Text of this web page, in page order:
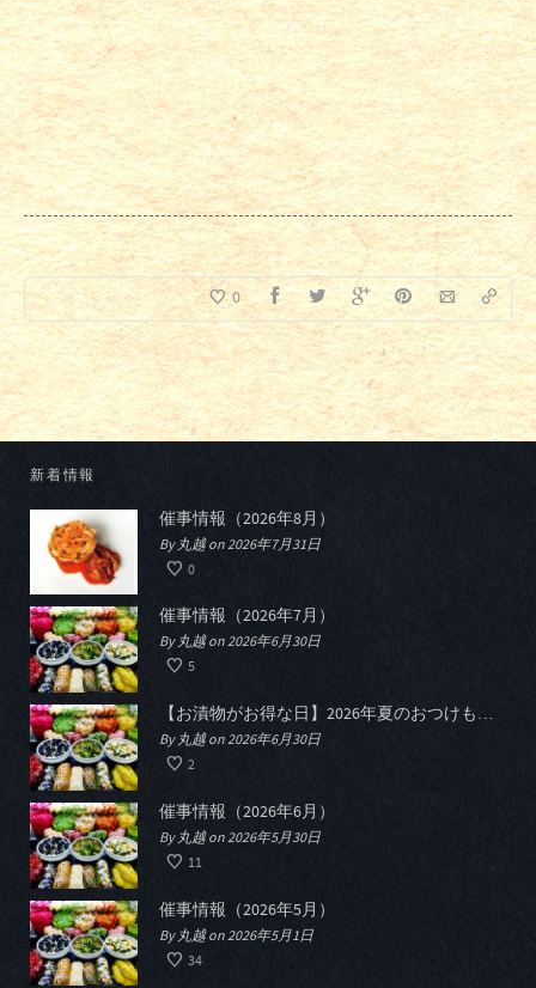
0
新着情報
催事情報（2026年8月）
By 丸越 on 2026年7月31日
0
催事情報（2026年7月）
By 丸越 on 2026年6月30日
5
【お漬物がお得な日】2026年夏のおつけものデー開催
By 丸越 on 2026年6月30日
2
催事情報（2026年6月）
By 丸越 on 2026年5月30日
11
催事情報（2026年5月）
By 丸越 on 2026年5月1日
34